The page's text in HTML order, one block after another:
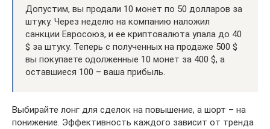
Допустим, вы продали 10 монет по 50 долларов за
штуку. Через неделю на компанию наложил
санкции Евросоюз, и ее криптовалюта упала до 40
$ за штуку. Теперь с полученных на продаже 500 $
вы покупаете одолженные 10 монет за 400 $, а
оставшиеся 100 – ваша прибыль.
Выбирайте лонг для сделок на повышение, а шорт – на
понижение. Эффективность каждого зависит от тренда